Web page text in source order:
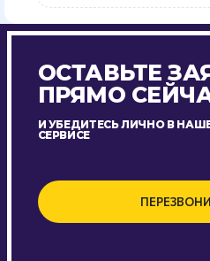
ОСТАВЬТЕ
ПРЯМО
И УБЕДИТЕСЬ ЛИЧНО В
СЕРВИСЕ